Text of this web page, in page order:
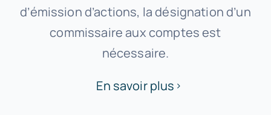
d’émission d’actions, la désignation d’un
commissaire aux comptes est
nécessaire.
En savoir plus